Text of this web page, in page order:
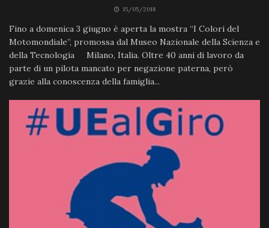
15/05/2018
Fino a domenica 3 giugno è aperta la mostra “I Colori del
Motomondiale”, promossa dal Museo Nazionale della Scienza e
della Tecnologia Milano, Italia. Oltre 40 anni di lavoro da
parte di un pilota mancato per negazione paterna, però
grazie alla conoscenza della famiglia...